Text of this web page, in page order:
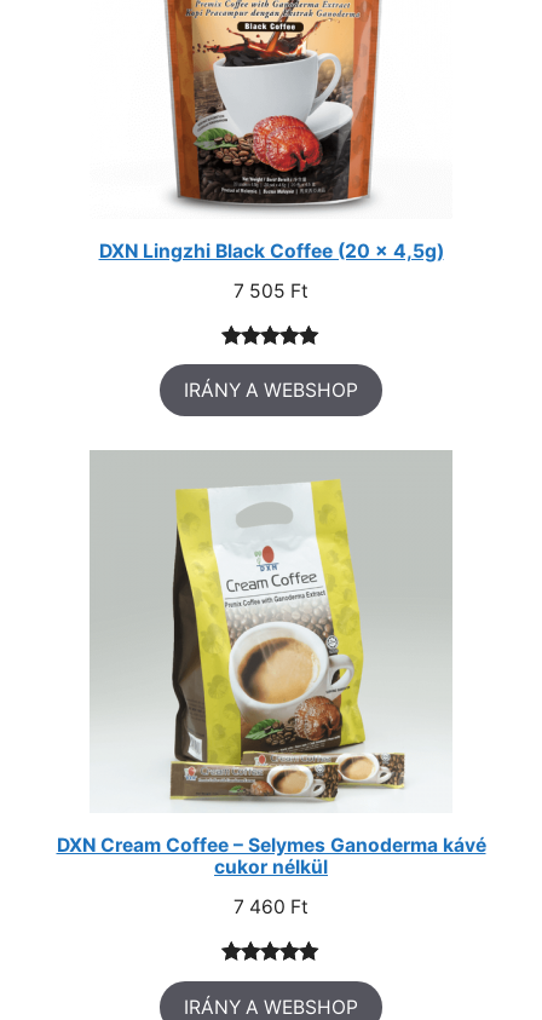
DXN Lingzhi Black Coffee (20 x 4,5g)
7 505 Ft
Értékelés
5.00az 5-
ből,
3
értékelés
alapján
IRÁNY A WEBSHOP
DXN Cream Coffee – Selymes Ganoderma kávé
cukor nélkül
7 460 Ft
Értékelés
5.00az 5-
2
IRÁNY A WEBSHOP